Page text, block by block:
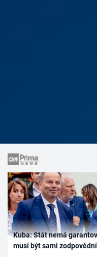
Kuba: Stát nemá
musí být sami zodpovědní